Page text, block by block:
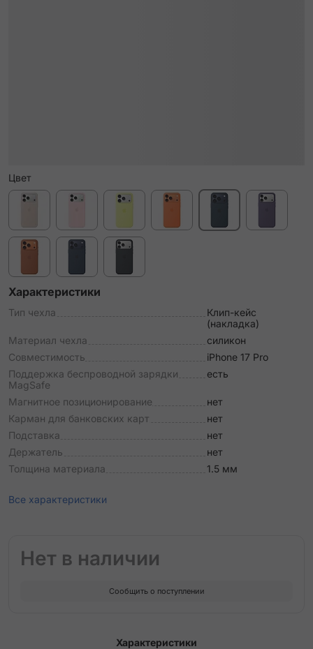
Цвет
Характеристики
Тип чехла
Клип-кейс
(накладка)
Материал чехла
силикон
Совместимость
iPhone 17 Pro
Поддержка беспроводной зарядки
MagSafe
есть
Магнитное позиционирование
нет
Карман для банковских карт
нет
Подставка
нет
Держатель
нет
Толщина материала
1.5 мм
Все характеристики
Нет в наличии
Сообщить о поступлении
Характеристики